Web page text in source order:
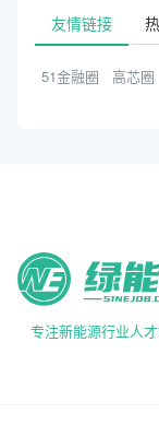
友情链接
51金融圈 高芯圈
专注新能源行业人